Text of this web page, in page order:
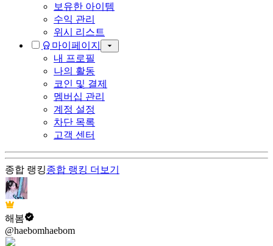
보유한 아이템
수익 관리
위시 리스트
마이페이지
내 프로필
나의 활동
코인 및 결제
멤버십 관리
계정 설정
차단 목록
고객 센터
종합 랭킹종합 랭킹 더보기
해봄
@haebomhaebom